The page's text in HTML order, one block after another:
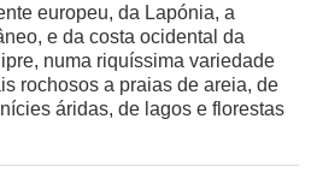
europeu, da Lapónia, a
e da costa ocidental da
numa riquíssima variedade
rochosos a praias de areia, de
áridas, de lagos e florestas